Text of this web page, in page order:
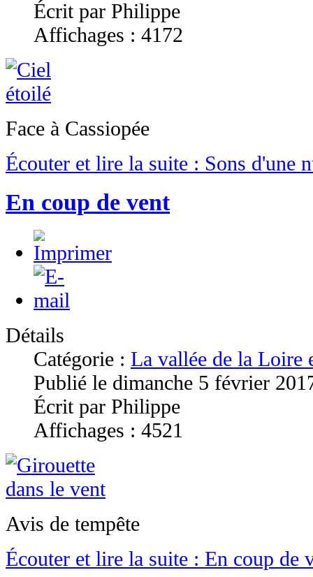
Écrit par Philippe
Affichages : 4172
Face à Cassiopée
Écouter et lire la suite : Sons d'une
En coup de vent
Détails
Catégorie : La vallée de la Loire
Publié le dimanche 5 février
Écrit par Philippe
Affichages : 4521
Avis de tempête
Écouter et lire la suite : En coup de